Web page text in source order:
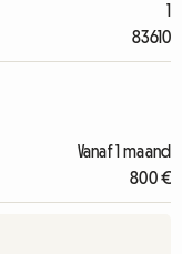
1
83610
Vanaf 1 maand
800 €